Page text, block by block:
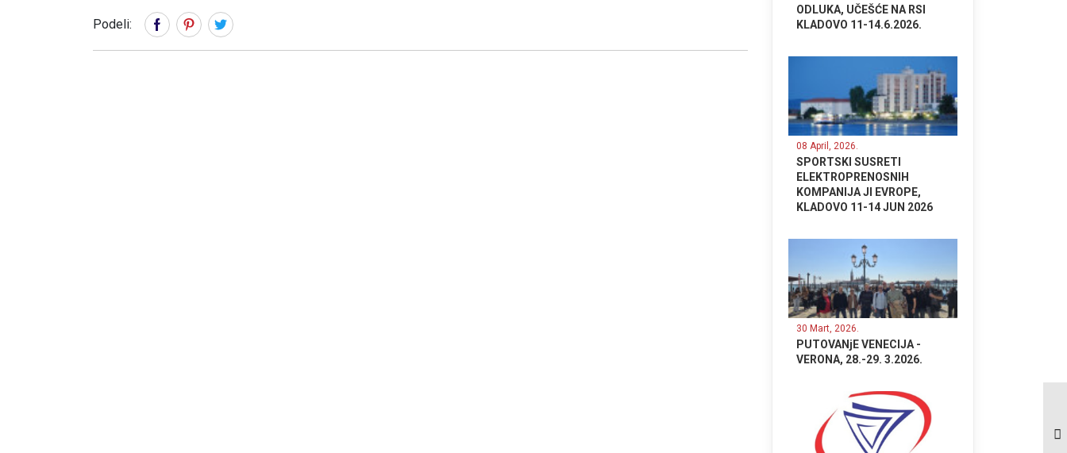
Podeli:
ODLUKA, UČEŠĆE NA RSI
KLADOVO 11-14.6.2026.
08 April, 2026.
SPORTSKI SUSRETI
ELEKTROPRENOSNIH
KOMPANIJA JI EVROPE,
KLADOVO 11-14 JUN 2026
30 Mart, 2026.
PUTOVANjE VENECIJA -
VERONA, 28.-29. 3.2026.
POZIV ZA 8.
ELEKTRONSKU
SJEDNICU
SINDIKALNOG